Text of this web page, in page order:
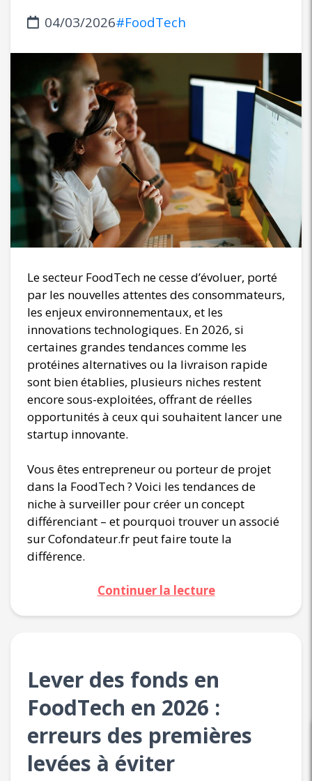
04/03/2026#FoodTech
Le secteur FoodTech ne cesse d’évoluer, porté
par les nouvelles attentes des consommateurs,
les enjeux environnementaux, et les
innovations technologiques. En 2026, si
certaines grandes tendances comme les
protéines alternatives ou la livraison rapide
sont bien établies, plusieurs niches restent
encore sous-exploitées, offrant de réelles
opportunités à ceux qui souhaitent lancer une
startup innovante.
Vous êtes entrepreneur ou porteur de projet
dans la FoodTech ? Voici les tendances de
niche à surveiller pour créer un concept
différenciant – et pourquoi trouver un associé
sur Cofondateur.fr peut faire toute la
différence.
Continuer la lecture
Lever des fonds en
FoodTech en 2026 :
erreurs des premières
levées à éviter